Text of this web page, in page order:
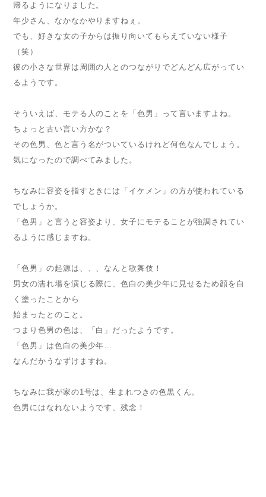
帰るようになりました。
年少さん、なかなかやりますねぇ。
でも、好きな女の子からは振り向いてもらえていない様子
（笑）
彼の小さな世界は周囲の人とのつながりでどんどん広がってい
るようです。
そういえば、モテる人のことを「色男」って言いますよね。
ちょっと古い言い方かな？
その色男、色と言う名がついているけれど何色なんでしょう。
気になったので調べてみました。
ちなみに容姿を指すときには「イケメン」の方が使われている
でしょうか。
「色男」と言うと容姿より、女子にモテることが強調されてい
るように感じますね。
「色男」の起源は、、、なんと歌舞伎！
男女の濡れ場を演じる際に、色白の美少年に見せるため顔を白
く塗ったことから
始まったとのこと。
つまり色男の色は、「白」だったようです。
「色男」は色白の美少年…
なんだかうなずけますね。
ちなみに我が家の1号は、生まれつきの色黒くん。
色男にはなれないようです、残念！